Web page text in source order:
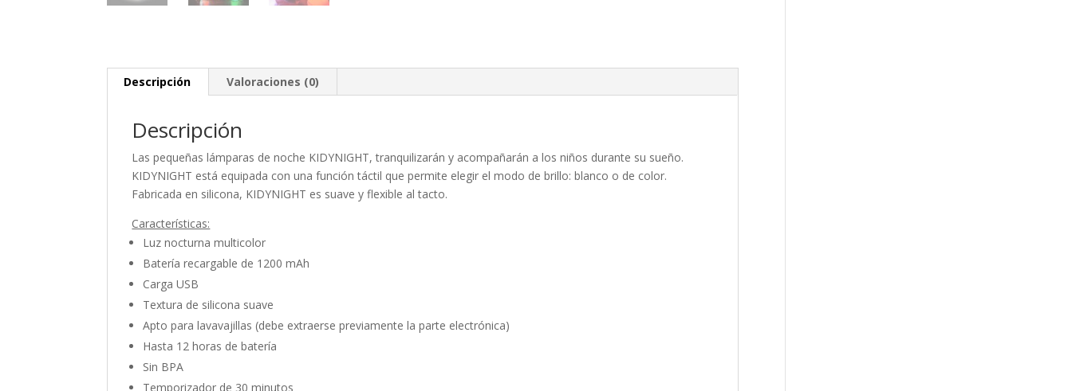
Descripción Valoraciones (0)
Descripción
Las pequeñas lámparas de noche KIDYNIGHT, tranquilizarán y acompañarán a los niños durante su sueño.
KIDYNIGHT está equipada con una función táctil que permite elegir el modo de brillo: blanco o de color.
Fabricada en silicona, KIDYNIGHT es suave y flexible al tacto.
Características:
Luz nocturna multicolor
Batería recargable de 1200 mAh
Carga USB
Textura de silicona suave
Apto para lavavajillas (debe extraerse previamente la parte electrónica)
Hasta 12 horas de batería
Sin BPA
Temporizador de 30 minutos